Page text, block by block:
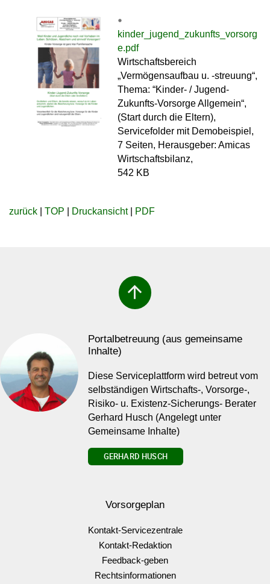
kinder_jugend_zukunfts_vorsorg
e.pdf
Wirtschaftsbereich
„Vermögensaufbau u. -streuung“,
Thema: “Kinder- / Jugend-
Zukunfts-Vorsorge Allgemein“,
(Start durch die Eltern),
Servicefolder mit Demobeispiel,
7 Seiten, Herausgeber: Amicas
Wirtschaftsbilanz,
542 KB
zurück TOP Druckansicht| PDF
arrow_upward
Portalbetreuung (aus gemeinsame
Inhalte)
Diese Serviceplattform wird betreut vom
selbständigen Wirtschafts-, Vorsorge-,
Risiko- u. Existenz-Sicherungs- Berater
Gerhard Husch (Angelegt unter
Gemeinsame Inhalte)
GERHARD HUSCH
Vorsorgeplan
Kontakt-Servicezentrale
Kontakt-Redaktion
Feedback-geben
Rechtsinformationen